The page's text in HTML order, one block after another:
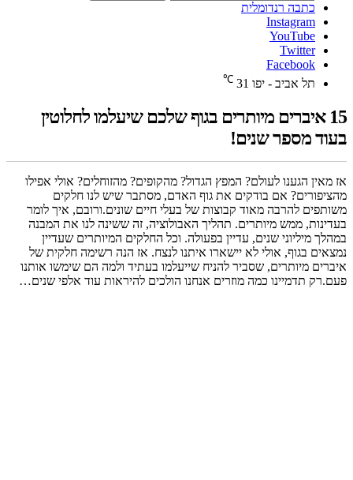
כתבה רנדומלית
Instagram
YouTube
Twitter
Facebook
תל אביב - יפו 31
℃
15 איברים מיותרים בגוף שלכם שיעלמו לחלוטין
בעוד מספר שנים!
אז מאין הגענו לעולם? המפץ הגדול? מהקופים? מהזוחלים? אולי אפילו
מהציפורים? אם בודקים את גוף האדם, מסתבר שיש לנו חלקים
משותפים להרבה מאוד קבוצות של בעלי חיים שונים.ורובם, איך לומר
בעדינות, ממש מיותרים. תהליך האבולוציה, זה ששינה לנו את המבנה
במהלך מיליוני שנים, עדיין בפעולה. וכל החלקים המיותרים שעדיין
נמצאים בגוף, אולי לא יישארו איתנו לנצח. אז הנה רשימה חלקית של
איברים מיותרים, שסביר להניח שייעלמו בעתיד ולמה הם שימשו אותנו
פעם.רק תדמיינו כמה מוזרים אנחנו הולכים להיראות עוד אלפי שנים…